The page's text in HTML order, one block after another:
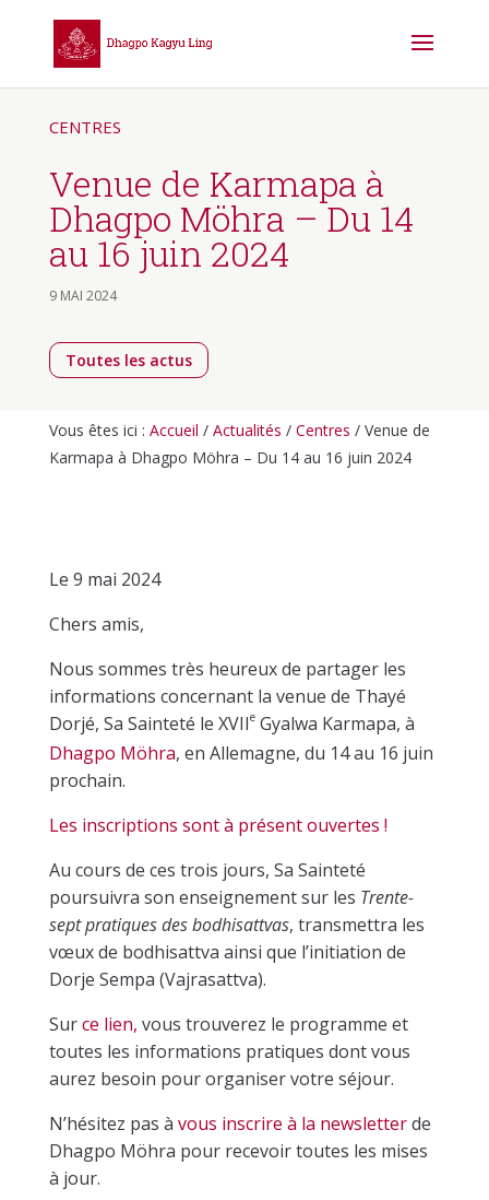
CENTRES
Venue de Karmapa à
Dhagpo Möhra – Du 14
au 16 juin 2024
9 MAI 2024
Toutes les actus
Vous êtes ici : Accueil / Actualités / Centres / Venue de
Karmapa à Dhagpo Möhra – Du 14 au 16 juin 2024
Le 9 mai 2024
Chers amis,
Nous sommes très heureux de partager les
informations concernant la venue de Thayé
Dorjé, Sa Sainteté le XVIIeGyalwa Karmapa, à
Dhagpo Möhra, en Allemagne, du 14 au 16 juin
prochain.
Les inscriptions sont à présent ouvertes !
Au cours de ces trois jours, Sa Sainteté
poursuivra son enseignement sur les Trente-
sept pratiques des bodhisattvas, transmettra les
vœux de bodhisattva ainsi que l’initiation de
Dorje Sempa (Vajrasattva).
Surce lien, vous trouverez le programme et
toutes les informations pratiques dont vous
aurez besoin pour organiser votre séjour.
N’hésitez pas à vous inscrire à la newsletterde
Dhagpo Möhra pour recevoir toutes les mises
à jour.